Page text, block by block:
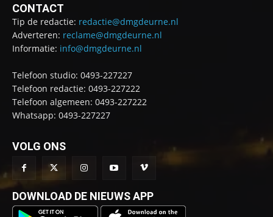
CONTACT
Tip de redactie: redactie@dmgdeurne.nl
Adverteren: reclame@dmgdeurne.nl
Informatie: info@dmgdeurne.nl
Telefoon studio: 0493-227227
Telefoon redactie: 0493-227222
Telefoon algemeen: 0493-227222
Whatsapp: 0493-227227
VOLG ONS
DOWNLOAD DE NIEUWS APP